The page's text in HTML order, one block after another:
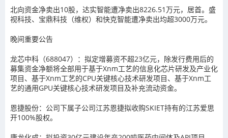
北向资金净卖出10股， 达实智能遭净卖出8226.51万元，居首。盛
视科技、宝鼎科技（维权）和快克智能遭净卖出均超3000万元。
晚间重要公告
龙芯中科（688047）：拟定增募资不超23亿元，除发行费用后的
募集资金净额将全部用于基于Xnm工艺的信息化芯片研发及产业化
项目、基于Xnm工艺的CPU关键核心技术研发项目、基于Xnm工
艺的通用GPU关键核心技术研发项目及补充流动资金。
恩捷股份：公司下属子公司江苏恩捷拟收购SKIET持有的江苏爱思
开100%股权。